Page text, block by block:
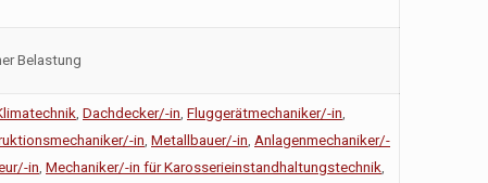
Belastung
Dachdecker/-in Fluggerätmechaniker/-in
in Metallbauer/-in Anlagenmechaniker/-
in Mechaniker/-in für Karosserieinstandhaltungstechnik